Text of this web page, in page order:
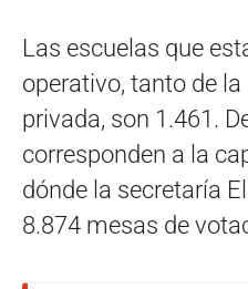
Las escuelas que
operativo, tanto de
privada, son 1.461.
corresponden a la
dónde la secretaría
8.874 mesas de